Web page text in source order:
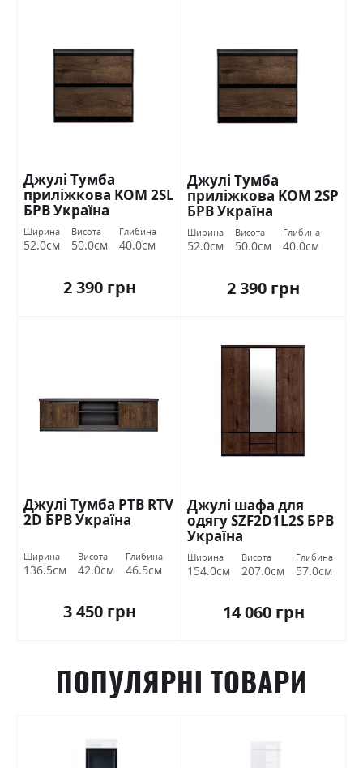
Джулі Тумба
приліжкова KOM 2SL
БРВ Україна
Ширина
52.0см
Висота
50.0см
Глибина
40.0см
2 390 грн
Джулі Тумба
приліжкова KOM 2SP
БРВ Україна
Ширина
52.0см
Висота
50.0см
Глибина
40.0см
2 390 грн
Джулі Тумба РТВ RTV
2D БРВ Україна
Ширина
136.5см
Висота
42.0см
Глибина
46.5см
3 450 грн
Джулі шафа для
одягу SZF2D1L2S БРВ
Україна
Ширина
154.0см
Висота
207.0см
Глибина
57.0см
14 060 грн
ПОПУЛЯРНІ ТОВАРИ